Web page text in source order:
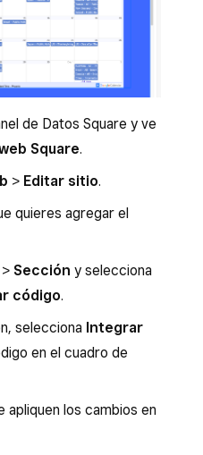
de Datos Square y ve
Square.
> Editar sitio.
quieres agregar el
> Sección y selecciona
código.
selecciona Integrar
en el cuadro de
apliquen los cambios en